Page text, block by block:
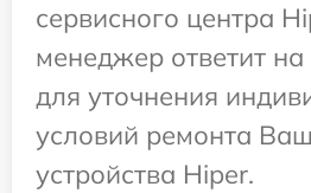
сервисного центра
менеджер ответит
для уточнения
условий ремонта
устройства Hiper.